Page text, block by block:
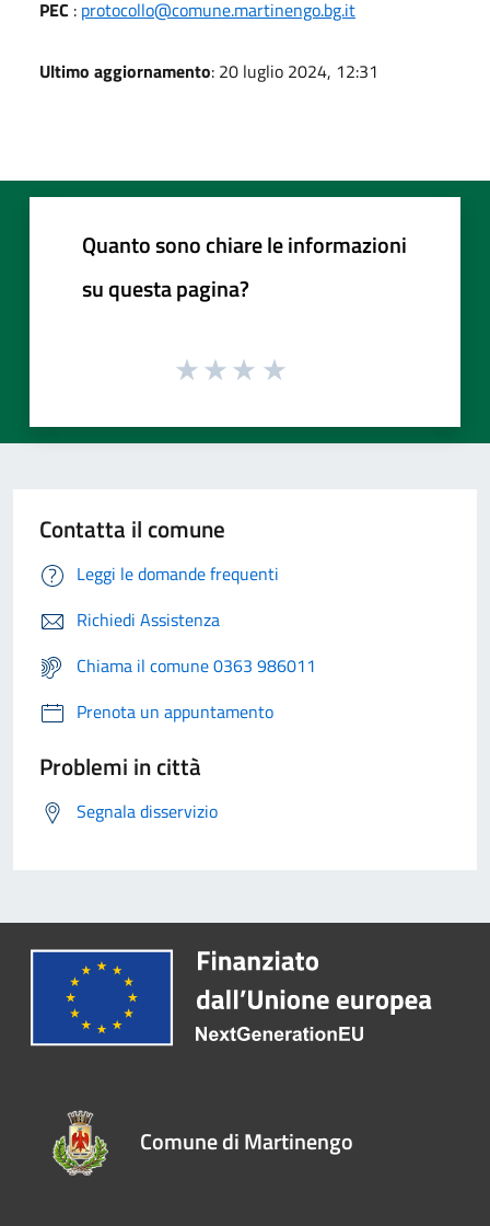
PEC : protocollo@comune.martinengo.bg.it
Ultimo aggiornamento: 20 luglio 2024, 12:31
Quanto sono chiare le informazioni
su questa pagina?
Contatta il comune
Leggi le domande frequenti
Richiedi Assistenza
Chiama il comune 0363 986011
Prenota un appuntamento
Problemi in città
Segnala disservizio
Comune di Martinengo